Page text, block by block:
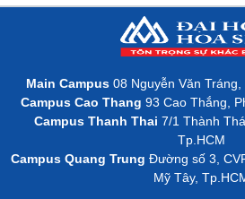
Main Campus 08 Nguyễn Văn
Campus Cao Thang 93 Cao Thắng,
Campus Thanh Thai 7/1 Thành
Tp.HCM
Campus Quang Trung Đường số 3,
Mỹ Tây,